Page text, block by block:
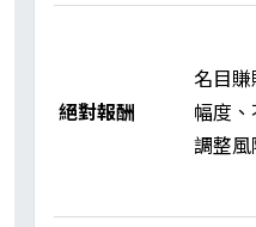
絕對報酬
名目
幅度、
調整風